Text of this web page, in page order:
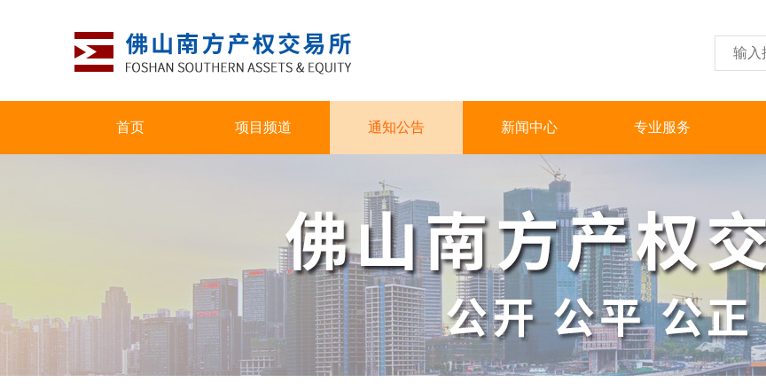
首页 项目频道 通知公告 新闻中心 专业服务